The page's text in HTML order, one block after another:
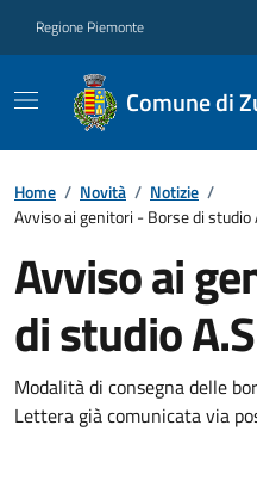
Regione Piemonte
Comune di
Home / Novità / Notizie /
Avviso ai genitori - Borse di
Avviso ai
di studio
Modalità di consegna delle
Lettera già comunicata via